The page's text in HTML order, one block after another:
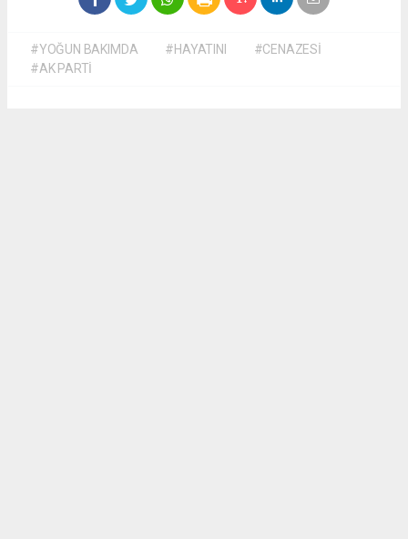
#YOĞUN BAKIMDA #HAYATINI
#CENAZESİ
#AK PARTİ